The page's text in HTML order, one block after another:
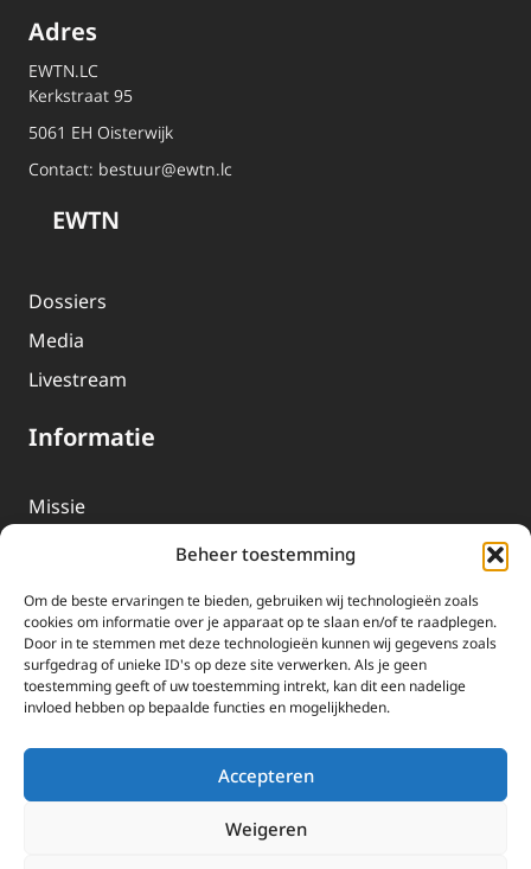
Beheer toestemming
Om de beste ervaringen te bieden, gebruiken wij technologieën zoals
cookies om informatie over je apparaat op te slaan en/of te raadplegen.
Door in te stemmen met deze technologieën kunnen wij gegevens zoals
surfgedrag of unieke ID's op deze site verwerken. Als je geen
toestemming geeft of uw toestemming intrekt, kan dit een nadelige
invloed hebben op bepaalde functies en mogelijkheden.
Accepteren
Weigeren
Adres
EWTN.LC
Kerkstraat 95
5061 EH Oisterwijk
Contact: bestuur@ewtn.lc
EWTN
Dossiers
Media
Livestream
Informatie
Missie
EWTN-Team
Organisatiegegevens
Doneren
EWTN wordt uitsluitend gefinancierd door uw donaties.
Wij ontvangen bewust geen advertentie-inkomsten of